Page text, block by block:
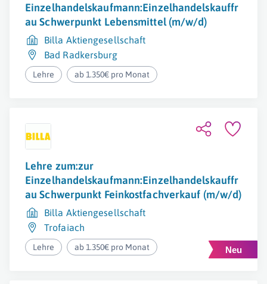
Einzelhandelskaufmann:Einzelhandelskauffr
au Schwerpunkt Lebensmittel (m/w/d)
Billa Aktiengesellschaft
Bad Radkersburg
Lehre ab 1.350€ pro Monat
Lehre zum:zur
Einzelhandelskaufmann:Einzelhandelskauffr
au Schwerpunkt Feinkostfachverkauf (m/w/d)
Billa Aktiengesellschaft
Trofaiach
Lehre ab 1.350€ pro Monat